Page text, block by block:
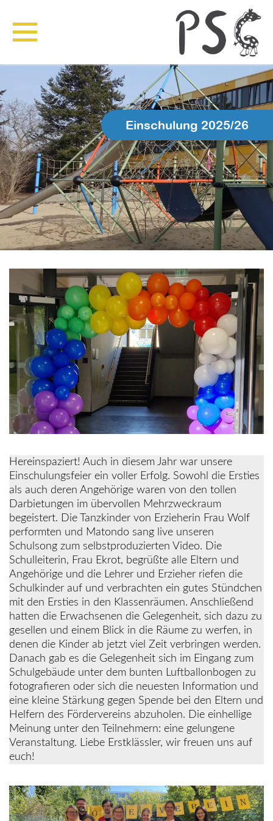
Einschulung 2025/26
Hereinspaziert! Auch in diesem Jahr war unsere
Einschulungsfeier ein voller Erfolg. Sowohl die Ersties
als auch deren Angehörige waren von den tollen
Darbietungen im übervollen Mehrzweckraum
begeistert. Die Tanzkinder von Erzieherin Frau Wolf
performten und Matondo sang live unseren
Schulsong zum selbstproduzierten Video. Die
Schulleiterin, Frau Ekrot, begrüßte alle Eltern und
Angehörige und die Lehrer und Erzieher riefen die
Schulkinder auf und verbrachten ein gutes Stündchen
mit den Ersties in den Klassenräumen. Anschließend
hatten die Erwachsenen die Gelegenheit, sich dazu zu
gesellen und einem Blick in die Räume zu werfen, in
denen die Kinder ab jetzt viel Zeit verbringen werden.
Danach gab es die Gelegenheit sich im Eingang zum
Schulgebäude unter dem bunten Luftballonbogen zu
fotografieren oder sich die neuesten Information und
eine kleine Stärkung gegen Spende bei den Eltern und
Helfern des Fördervereins abzuholen. Die einhellige
Meinung unter den Teilnehmern: eine gelungene
Veranstaltung. Liebe Erstklässler, wir freuen uns auf
euch!